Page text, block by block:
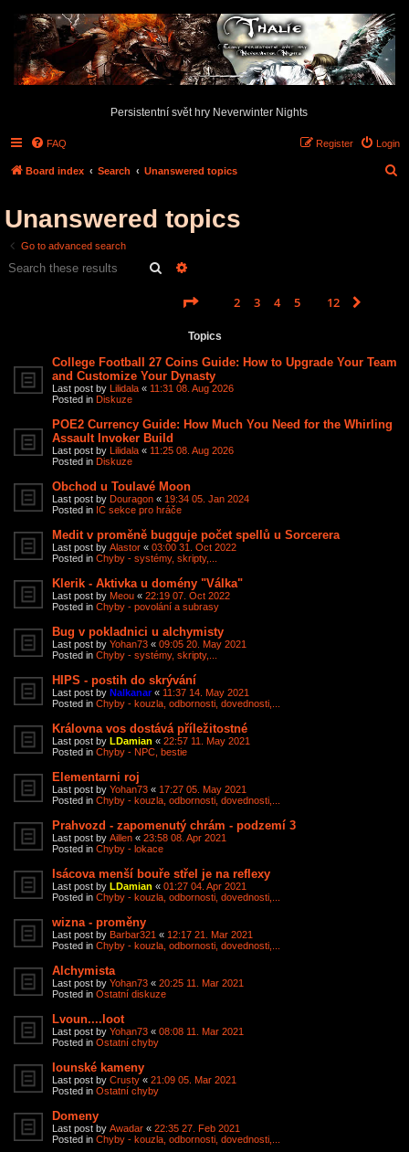
Persistentní svět hry Neverwinter Nights
FAQ Login
Register
Board index Search Unanswered topics
Unanswered topics
Go to advanced search
Search
Page 1of 12
2 3 4 5 12
Topics
College Football 27 Coins Guide: How to Upgrade Your Team
and Customize Your Dynasty
Last post by Lilidala « 11:31 08. Aug 2026
Posted in Diskuze
POE2 Currency Guide: How Much You Need for the Whirling
Assault Invoker Build
Last post by Lilidala « 11:25 08. Aug 2026
Posted in Diskuze
Obchod u Toulavé Moon
Last post by Douragon « 19:34 05. Jan 2024
Posted in IC sekce pro hráče
Medit v proměně bugguje počet spellů u Sorcerera
Last post by Alastor « 03:00 31. Oct 2022
Posted in Chyby - systémy, skripty,...
Klerik - Aktivka u domény "Válka"
Last post by Meou « 22:19 07. Oct 2022
Posted in Chyby - povolání a subrasy
Bug v pokladnici u alchymisty
Last post by Yohan73 « 09:05 20. May 2021
Posted in Chyby - systémy, skripty,...
HIPS - postih do skrývání
Last post by Nalkanar« 11:37 14. May 2021
Posted in Chyby - kouzla, odbornosti, dovednosti,...
Královna vos dostává příležitostné
Last post by LDamian « 22:57 11. May 2021
Posted in Chyby - NPC, bestie
Elementarni roj
Last post by Yohan73 « 17:27 05. May 2021
Posted in Chyby - kouzla, odbornosti, dovednosti,...
Prahvozd - zapomenutý chrám - podzemí 3
Last post by Aillen « 23:58 08. Apr 2021
Posted in Chyby - lokace
Isácova menší bouře střel je na reflexy
Last post by LDamian « 01:27 04. Apr 2021
Posted in Chyby - kouzla, odbornosti, dovednosti,...
wizna - proměny
Last post by Barbar321 « 12:17 21. Mar 2021
Posted in Chyby - kouzla, odbornosti, dovednosti,...
Alchymista
Last post by Yohan73 « 20:25 11. Mar 2021
Posted in Ostatní diskuze
Lvoun....loot
Last post by Yohan73 « 08:08 11. Mar 2021
Posted in Ostatní chyby
Iounské kameny
Last post by Crusty « 21:09 05. Mar 2021
Posted in Ostatní chyby
Domeny
Last post by Awadar « 22:35 27. Feb 2021
Posted in Chyby - kouzla, odbornosti, dovednosti,...